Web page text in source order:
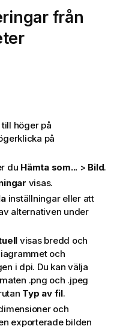
från
höger på
på
du Hämta som... > Bild.
visas.
inställningar eller att
alternativen under
visas bredd och
och
i dpi. Du kan välja
.png och .jpeg
Typ av fil.
och
exporterade bilden